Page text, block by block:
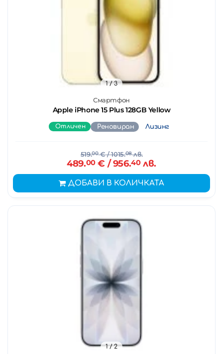
Смартфон
Apple iPhone 15 Plus 128GB Yellow
1/ 3
Отличен Реновиран Лизинг
519.00€/ 1015.08лв.
489.00€ / 956.40лв.
ДОБАВИ В КОЛИЧКАТА
1/ 2